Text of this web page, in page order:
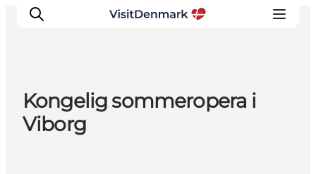
Inspiration
Destinationer
Kongelig sommeropera i
Viborg